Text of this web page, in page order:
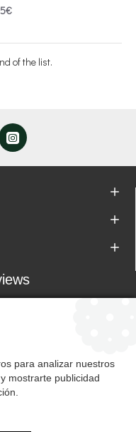
of the list.
para analizar nuestros
mostrarte publicidad